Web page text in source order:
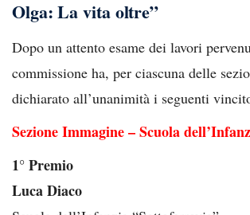
Olga: La vita oltre”
Dopo un attento esame dei lavori
commissione ha, per ciascuna delle
dichiarato all’unanimità i seguenti
Sezione Immagine – Scuola
1° Premio
Luca Diaco